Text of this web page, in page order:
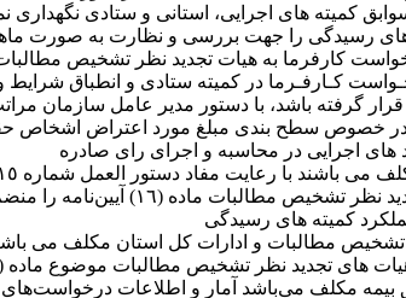
کمیته های اجرایی، استانی و ستادی نگهداری
کارفرما به هیات تجدید نظر تشخیص
خصوص سطح بندی مبلغ مورد اعتراض اشخاص
اجرایی در محاسبه و اجرای رای صادره
آیین‌نامه را منضم به ٢ نسخه از رای صادره به کارفرما ابلاغ نمایند.
کمیته های رسیدگی
تشخیص مطالبات و ادارات کل استان مکلف می
مطالبات موضوع ماده (١٦) آیین ‌‌نامه را پایش، بررسی و کنترل نموده و از حسن انجام امور اطمینان حاصل